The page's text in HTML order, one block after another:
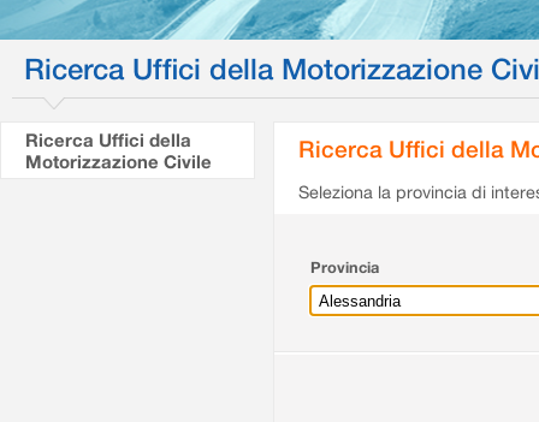
Ricerca Uffici della Motorizzazione
Ricerca Uffici della
Motorizzazione Civile
Ricerca Uffici della
Seleziona la provincia di
Provincia